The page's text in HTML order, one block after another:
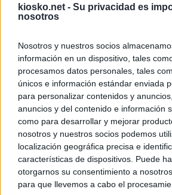
kiosko.net - Su privacidad es
nosotros
Nosotros y nuestros socios
información en un dispositivo, tales
procesamos datos personales, tales
únicos e información estándar enviada
para personalizar contenidos y
anuncios y del contenido e información
como para desarrollar y mejorar
nosotros y nuestros socios podemos
localización geográfica precisa e
características de dispositivos. Puede
otorgarnos su consentimiento a
para que llevemos a cabo el